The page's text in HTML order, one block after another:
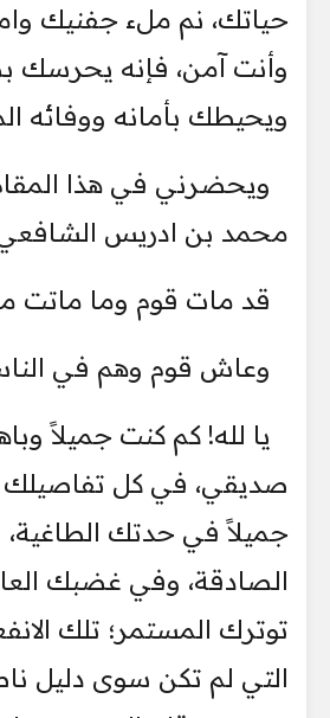
حياتك، نم ملء جفنيك
وأنت آمن، فإنه يحرسك
ويحيطك بأمانه ووفائه
ويحضرني في هذا
محمد بن ادريس
قد مات قوم وما ماتت
وعاش قوم وهم في
يا لله! كم كنت جميلاً
صديقي، في كل تفاصيلك
جميلاً في حدتك الطاغية،
الصادقة، وفي غضبك
توترك المستمر؛ تلك
التي لم تكن سوى دليل